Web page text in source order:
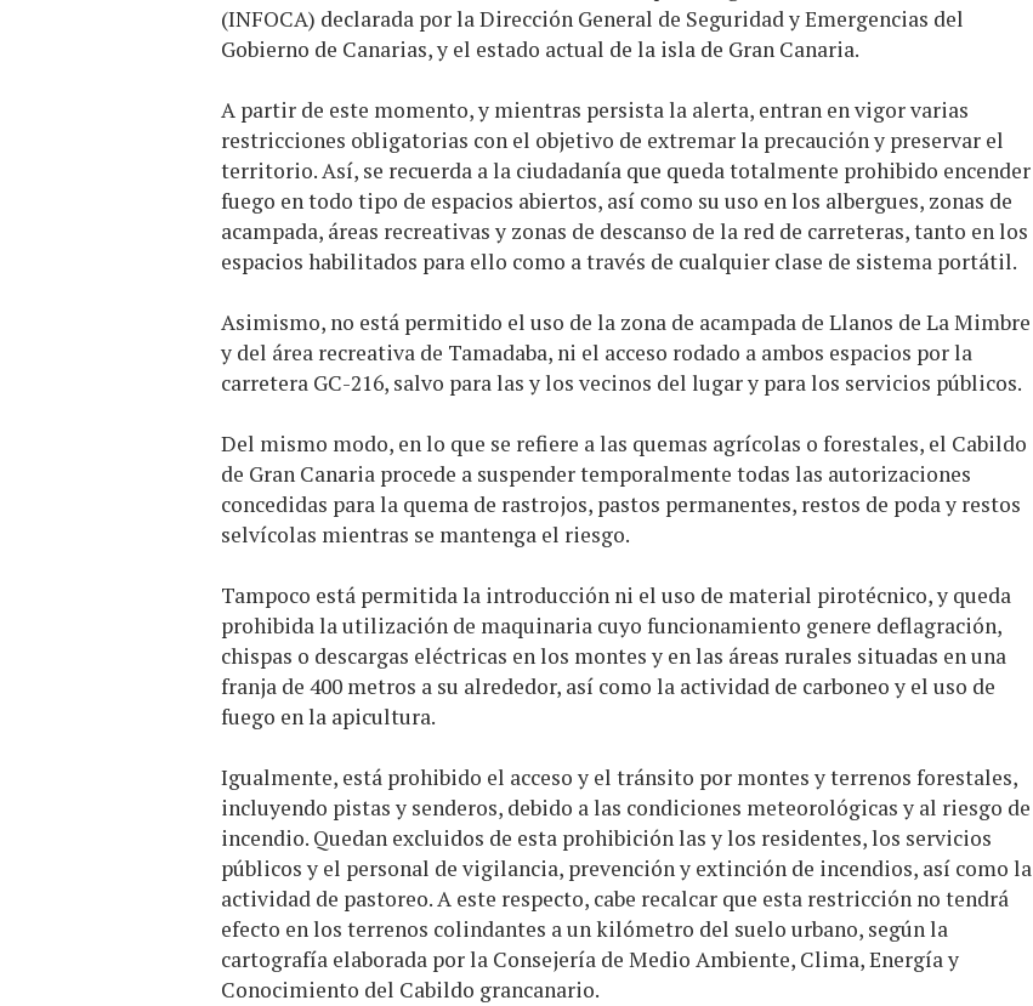
(INFOCA) declarada por la Dirección General de Seguridad y Emergencias del
Gobierno de Canarias, y el estado actual de la isla de Gran Canaria.
A partir de este momento, y mientras persista la alerta, entran en vigor varias
restricciones obligatorias con el objetivo de extremar la precaución y preservar el
territorio. Así, se recuerda a la ciudadanía que queda totalmente prohibido encender
fuego en todo tipo de espacios abiertos, así como su uso en los albergues, zonas de
acampada, áreas recreativas y zonas de descanso de la red de carreteras, tanto en los
espacios habilitados para ello como a través de cualquier clase de sistema portátil.
Asimismo, no está permitido el uso de la zona de acampada de Llanos de La Mimbre
y del área recreativa de Tamadaba, ni el acceso rodado a ambos espacios por la
carretera GC-216, salvo para las y los vecinos del lugar y para los servicios públicos.
Del mismo modo, en lo que se refiere a las quemas agrícolas o forestales, el Cabildo
de Gran Canaria procede a suspender temporalmente todas las autorizaciones
concedidas para la quema de rastrojos, pastos permanentes, restos de poda y restos
selvícolas mientras se mantenga el riesgo.
Tampoco está permitida la introducción ni el uso de material pirotécnico, y queda
prohibida la utilización de maquinaria cuyo funcionamiento genere deflagración,
chispas o descargas eléctricas en los montes y en las áreas rurales situadas en una
franja de 400 metros a su alrededor, así como la actividad de carboneo y el uso de
fuego en la apicultura.
Igualmente, está prohibido el acceso y el tránsito por montes y terrenos forestales,
incluyendo pistas y senderos, debido a las condiciones meteorológicas y al riesgo de
incendio. Quedan excluidos de esta prohibición las y los residentes, los servicios
públicos y el personal de vigilancia, prevención y extinción de incendios, así como la
actividad de pastoreo. A este respecto, cabe recalcar que esta restricción no tendrá
efecto en los terrenos colindantes a un kilómetro del suelo urbano, según la
cartografía elaborada por la Consejería de Medio Ambiente, Clima, Energía y
Conocimiento del Cabildo grancanario.